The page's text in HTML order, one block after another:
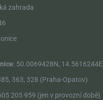
zahrada
: 50.0069428N, 14.5616244E
363, 328 (Praha-Opatov)
205 959 (jen v provozní době)